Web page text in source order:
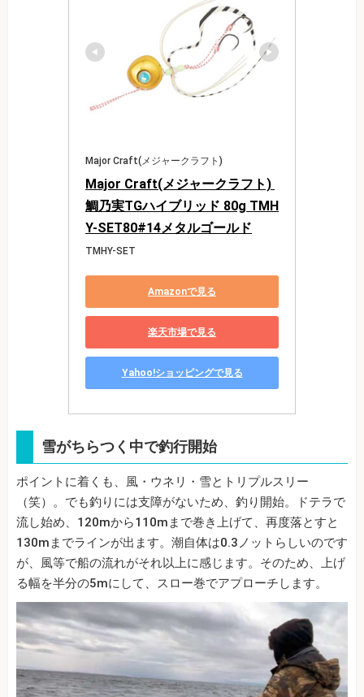
Major Craft(メジャークラフト)
Major Craft(メジャークラフト)
鯛乃実TGハイブリッド 80g TMH
Y-SET80#14メタルゴールド
TMHY-SET
Amazonで見る
楽天市場で見る
Yahoo!ショッピングで見る
雪がちらつく中で釣行開始
ポイントに着くも、風・ウネリ・雪とトリプルスリー
（笑）。でも釣りには支障がないため、釣り開始。ドテラで
流し始め、120mから110mまで巻き上げて、再度落とすと
130mまでラインが出ます。潮自体は0.3ノットらしいのです
が、風等で船の流れがそれ以上に感じます。そのため、上げ
る幅を半分の5mにして、スロー巻でアプローチします。